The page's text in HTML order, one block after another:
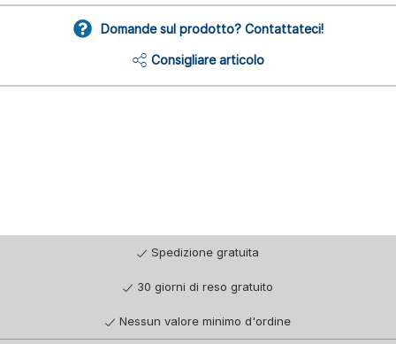
Domande sul prodotto? Contattateci!
Consigliare articolo
Spedizione gratuita
30 giorni di reso gratuito
Nessun valore minimo d'ordine